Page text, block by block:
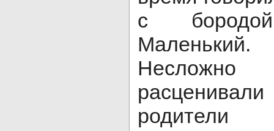
с
Несложно
родители